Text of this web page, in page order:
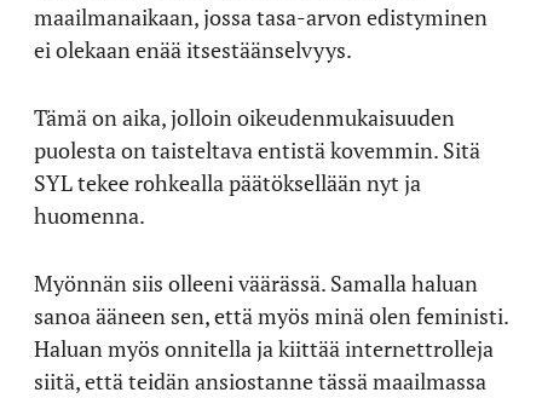
maailmanaikaan, jossa tasa-arvon edistyminen
ei olekaan enää itsestäänselvyys.
Tämä on aika, jolloin oikeudenmukaisuuden
puolesta on taisteltava entistä kovemmin. Sitä
SYL tekee rohkealla päätöksellään nyt ja
huomenna.
Myönnän siis olleeni väärässä. Samalla haluan
sanoa ääneen sen, että myös minä olen feministi.
Haluan myös onnitella ja kiittää internettrolleja
siitä, että teidän ansiostanne tässä maailmassa